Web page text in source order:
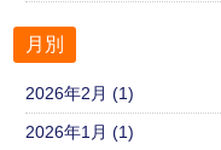
月別
2026年2月 (1)
2026年1月 (1)